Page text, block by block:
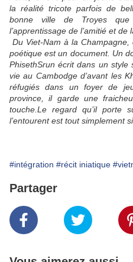
la réalité tricote parfois de
bonne ville de Troyes
l’apprentissage de l’amitié et de
Du Viet-Nam à la
poétique est un document. Un
PhisethSrun écrit dans un style
vie au Cambodge d’avant les
réfugiés dans un foyer de
province, il garde une
touche.Le regard qu’il porte
l’entourent est tout simplement
#intégration #récit iniatique
Partager